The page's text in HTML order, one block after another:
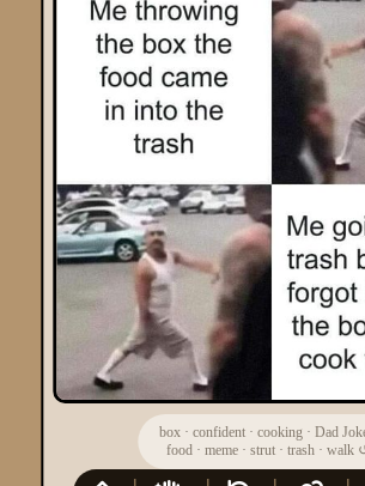
box· confident· cooking · Dad
food · meme· strut· trash · walk